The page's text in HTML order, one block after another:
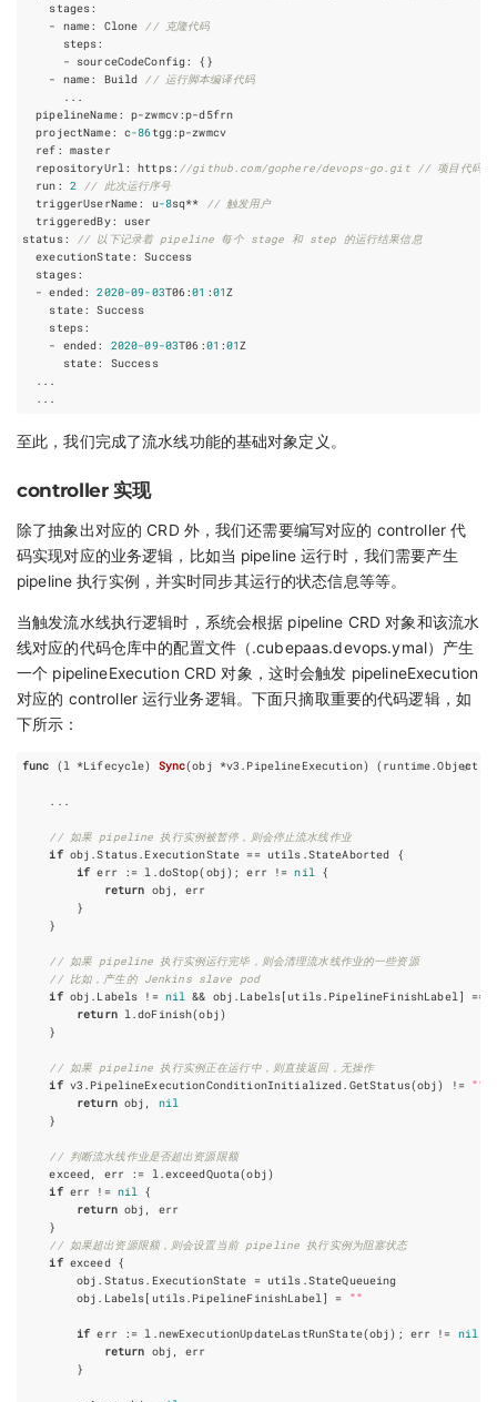
stages:
-
name: Clone // 克隆代码
steps:
-
sourceCodeConfig:
{}
-
name: Build
// 运行脚本编译代码
...
pipelineName: p-zwmcv:p-d5frn
projectName: c-86tgg:p-zwmcv
ref :
master
repositoryUrl: https: //github.com/gophere/devops-go.git // 项目代码地
run : 2 // 此次运行序号
triggerUserName: u-8sq**
// 触发用户
triggeredBy:
user
status:
// 以下记录着 pipeline 每个 stage 和 step 的运行结果信息
executionState:
Success
stages:
- ended : 2020-09-03T06:01 :01Z
state:
Success
steps:
-
ended : 2020-09-03T06 :01 :01Z
state:
Success
...
...
至此，我们完成了流水线功能的基础对象定义。
controller 实现
除了抽象出对应的 CRD 外，我们还需要编写对应的 controller 代
码实现对应的业务逻辑，比如当 pipeline 运行时，我们需要产生
pipeline 执行实例，并实时同步其运行的状态信息等等。
当触发流水线执行逻辑时，系统会根据 pipeline CRD 对象和该流水
线对应的代码仓库中的配置文件（.cubepaas.devops.ymal）产生
一个 pipelineExecution CRD 对象，这时会触发 pipelineExecution
对应的 controller 运行业务逻辑。下面只摘取重要的代码逻辑，如
下所示：
func (l *Lifecycle) Sync(obj *v3 . PipelineExecution) (runtime.Object
...
// 如果 pipeline 执行实例被暂停，则会停止流水线作业
if obj .Status. ExecutionState == utils .StateAborted
{
if err := l .doStop(obj); err != nil {
return obj ,
err
}
}
// 如果 pipeline 执行实例运行完毕，则会清理流水线作业的一些资源
// 比如，产生的 Jenkins slave pod
if obj . Labels != nil && obj . Labels [utils. PipelineFinishLabel] ==
return l.doFinish(obj)
}
// 如果 pipeline 执行实例正在运行中，则直接返回，无操作
if v3 . PipelineExecutionConditionInitialized . GetStatus(obj) != ""
return obj ,
nil
}
// 判断流水线作业是否超出资源限额
exceed , err := l.exceedQuota(obj)
if err != nil {
return obj ,
err
}
// 如果超出资源限额，则会设置当前 pipeline 执行实例为阻塞状态
if exceed
{
obj . Status. ExecutionState = utils .StateQueueing
obj . Labels [ utils. PipelineFinishLabel] = ""
if err := l .newExecutionUpdateLastRunState(obj); err != nil
return obj ,
err
}